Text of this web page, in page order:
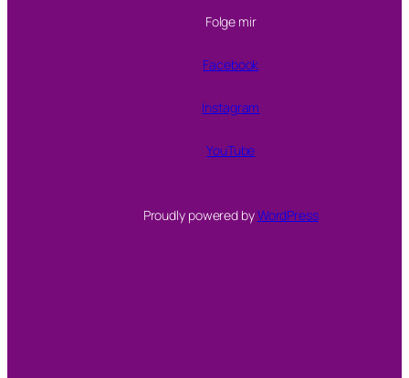
Folge mir
Facebook
Instagram
YouTube
Proudly powered byWordPress